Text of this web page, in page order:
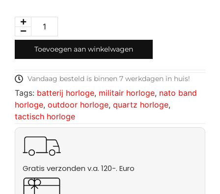
Toevoegen aan winkelwagen
Vandaag besteld is binnen 7 werkdagen in huis!
Tags: batterij horloge, militair horloge, nato band
horloge, outdoor horloge, quartz horloge,
tactisch horloge
Gratis verzonden v.a. 120-. Euro